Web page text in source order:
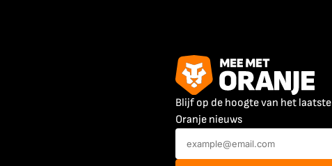
Blijf op de hoogte van het laatste
Oranje nieuws